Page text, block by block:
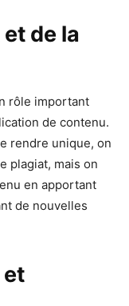
de la
rôle important
de contenu.
rendre unique, on
plagiat, mais on
en apportant
de nouvelles